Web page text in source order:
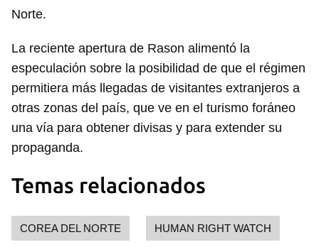
Norte.
La reciente apertura de Rason alimentó la
especulación sobre la posibilidad de que el régimen
permitiera más llegadas de visitantes extranjeros a
otras zonas del país, que ve en el turismo foráneo
una vía para obtener divisas y para extender su
propaganda.
Temas relacionados
COREA DEL NORTE HUMAN RIGHT WATCH